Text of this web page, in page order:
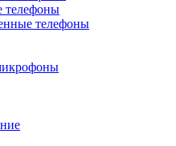
телефоны
телефоны